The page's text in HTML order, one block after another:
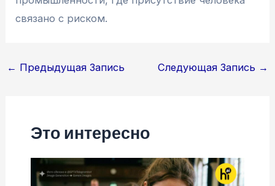
связано с риском.
Навигация
← Предыдущая Запись Следующая Запись →
Это интересно